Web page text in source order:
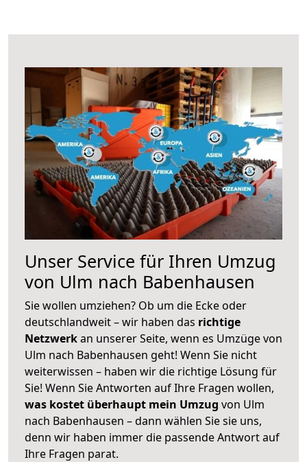
Unser Service für Ihren Umzug
von Ulm nach Babenhausen
Sie wollen umziehen? Ob um die Ecke oder
deutschlandweit – wir haben das richtige
Netzwerkan unserer Seite, wenn es Umzüge von
Ulm nach Babenhausen geht! Wenn Sie nicht
weiterwissen – haben wir die richtige Lösung für
Sie! Wenn Sie Antworten auf Ihre Fragen wollen,
was kostet überhaupt mein Umzug von Ulm
nach Babenhausen – dann wählen Sie sie uns,
denn wir haben immer die passende Antwort auf
Ihre Fragen parat.